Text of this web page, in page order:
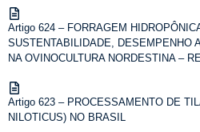
Artigo 624 – FORRAGEM
SUSTENTABILIDADE, DESEMPENHO
NA OVINOCULTURA NORDESTINA –
Artigo 623 – PROCESSAMENTO DE
NILOTICUS) NO BRASIL